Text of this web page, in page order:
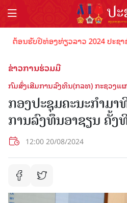
ອນຮັບປີທ່ອງທ່ຽວລາວ 2024 ປະຊາຊົ
ຂ່າວການຮ່ວມມື
ກົມສົ່ງເສີມການລົງທຶນ(ກລທ) ກະຊວງແ
ກອງປະຊຸມຄະນະກໍາມາ
ການລົງທຶນອາຊຽນ ຄັ້ງ
12:00 20/08/2024